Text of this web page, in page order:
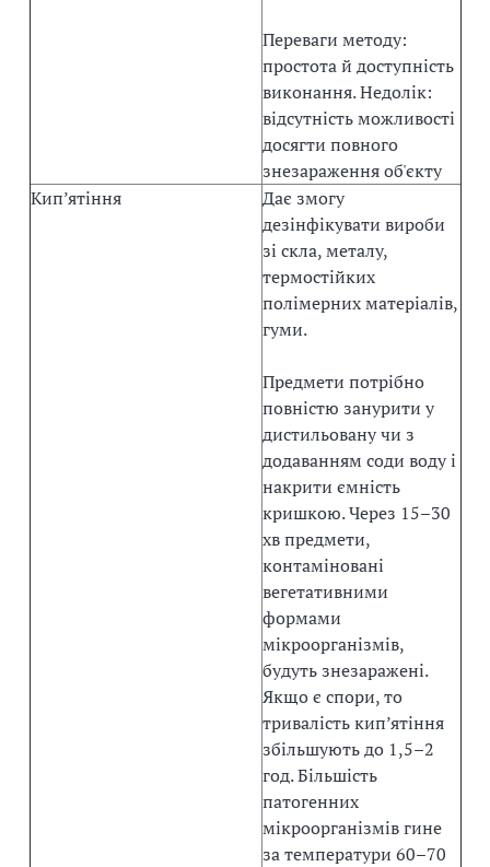
Переваги методу:
простота й доступність
виконання. Недолік:
відсутність можливості
досягти повного
знезараження об'єкту
Кип’ятіння
Дає змогу
дезінфікувати вироби
зі скла, металу,
термостійких
полімерних матеріалів,
гуми.
Предмети потрібно
повністю занурити у
дистильовану чи з
додаванням соди воду і
накрити ємність
кришкою. Через 15–30
хв предмети,
контаміновані
вегетативними
формами
мікроорганізмів,
будуть знезаражені.
Якщо є спори, то
тривалість кип’ятіння
збільшують до 1,5–2
год. Більшість
патогенних
мікроорганізмів гине
за температури 60–70